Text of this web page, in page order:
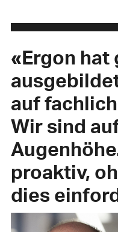
«Ergon hat
auf
Wir sind
proaktiv,
dies